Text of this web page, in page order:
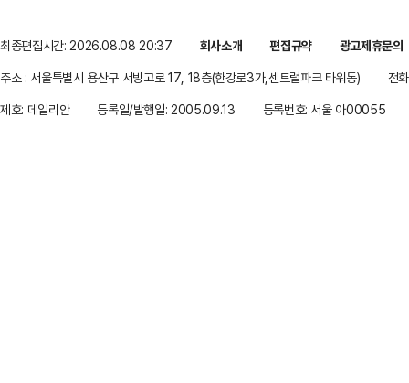
최종편집시간: 2026.08.08 20:37 회사소개 편집규약
광고제휴문의
주소 : 서울특별시 용산구 서빙고로 17, 18층(한강로3가,센트럴파크 타워동)
전
제호: 데일리안
등록일/발행일: 2005.09.13 등록번호: 서울 아00055